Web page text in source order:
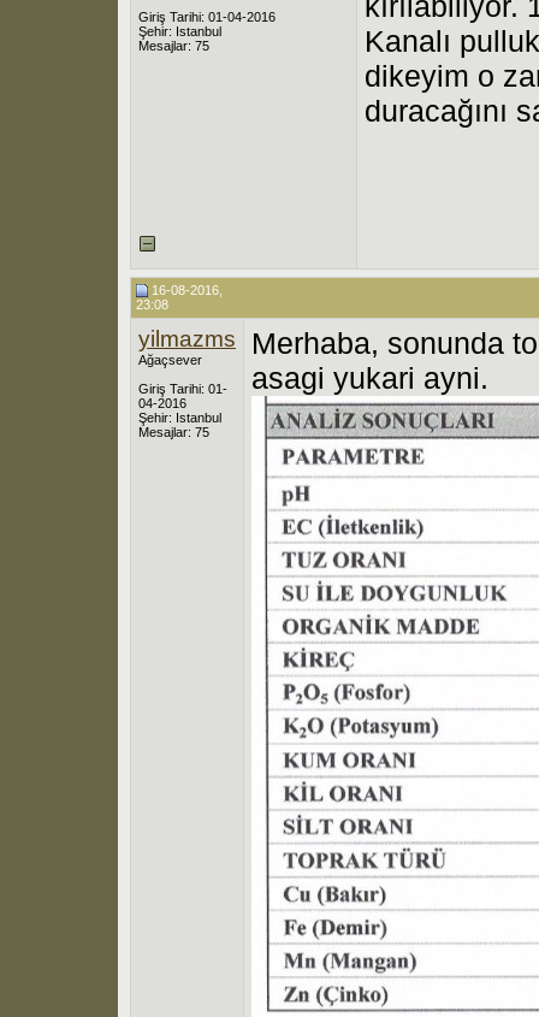
Giriş Tarihi: 01-04-2016
Şehir: Istanbul
Mesajlar: 75
Kanalı
dikeyim o
duracağını
16-08-2016,
23:08
yilmazms
Ağaçsever
Giriş Tarihi: 01-
04-2016
Şehir: Istanbul
Mesajlar: 75
Merhaba, sonunda
asagi yukari ayni.